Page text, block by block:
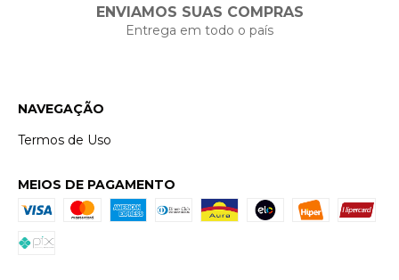
ENVIAMOS SUAS COMPRAS
Entrega em todo o país
NAVEGAÇÃO
Termos de Uso
MEIOS DE PAGAMENTO